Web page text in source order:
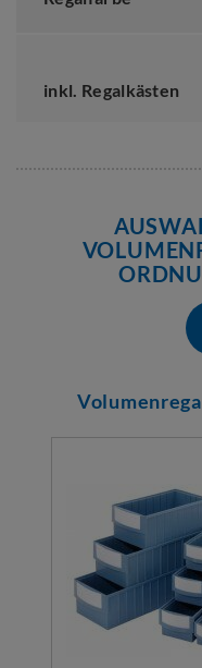
inkl. Regalkästen